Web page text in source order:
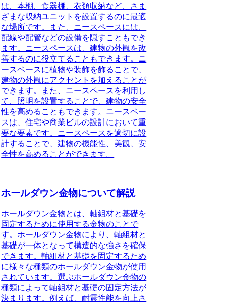
は、本棚、食器棚、衣類収納など、さま
ざまな収納ユニットを設置するのに最適
な場所です。また、ニースペースには、
配線や配管などの設備を隠すこともでき
ます。ニースペースは、建物の外観を改
善するのに役立てることもできます。ニ
ースペースに植物や装飾を飾ることで、
建物の外観にアクセントを加えることが
できます。また、ニースペースを利用し
て、照明を設置することで、建物の安全
性を高めることもできます。ニースペー
スは、住宅や商業ビルの設計において重
要な要素です。ニースペースを適切に設
計することで、建物の機能性、美観、安
全性を高めることができます。
ホールダウン金物について解説
ホールダウン金物とは、軸組材と基礎を
固定するために使用する金物のことで
す。ホールダウン金物により、軸組材と
基礎が一体となって構造的な強さを確保
できます。軸組材と基礎を固定するため
に様々な種類のホールダウン金物が使用
されています。選ぶホールダウン金物の
種類によって軸組材と基礎の固定方法が
決まります。例えば、耐震性能を向上さ